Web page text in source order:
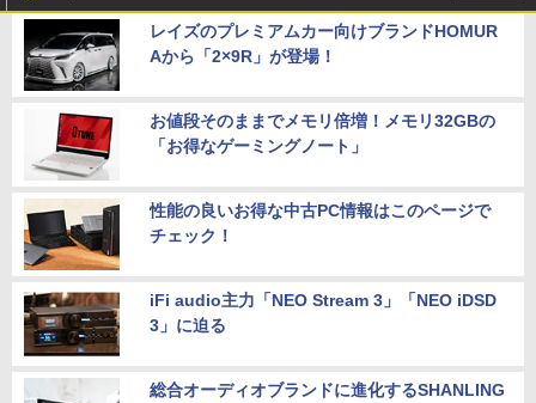
レイズのプレミアムカー向けブランドHOMUR
Aから「2×9R」が登場！
お値段そのままでメモリ倍増！メモリ32GBの
「お得なゲーミングノート」
性能の良いお得な中古PC情報はこのページで
チェック！
iFi audio主力「NEO Stream 3」「NEO iDSD
3」に迫る
総合オーディオブランドに進化するSHANLING